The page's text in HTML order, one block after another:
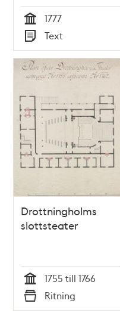
hertigen af
Södermanland, i
Stockholm på
Adolph Friedrichs
torg, den maji 1777.
Tid
1777
Typ
Text
Drottningholms
slottsteater
Tid
1755 till 1766
Typ
Ritning